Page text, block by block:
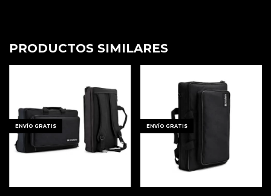
PRODUCTOS SIMILARES
ENVÍO GRATIS ENVÍO GRATIS